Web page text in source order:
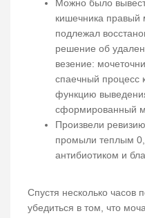
Можно было
кишечника правый
подлежал
решение об
везение:
спаечный процесс
функцию
сформированный
Произвели
промыли теплым
антибиотиком и
Спустя несколько часов
убедиться в том, что